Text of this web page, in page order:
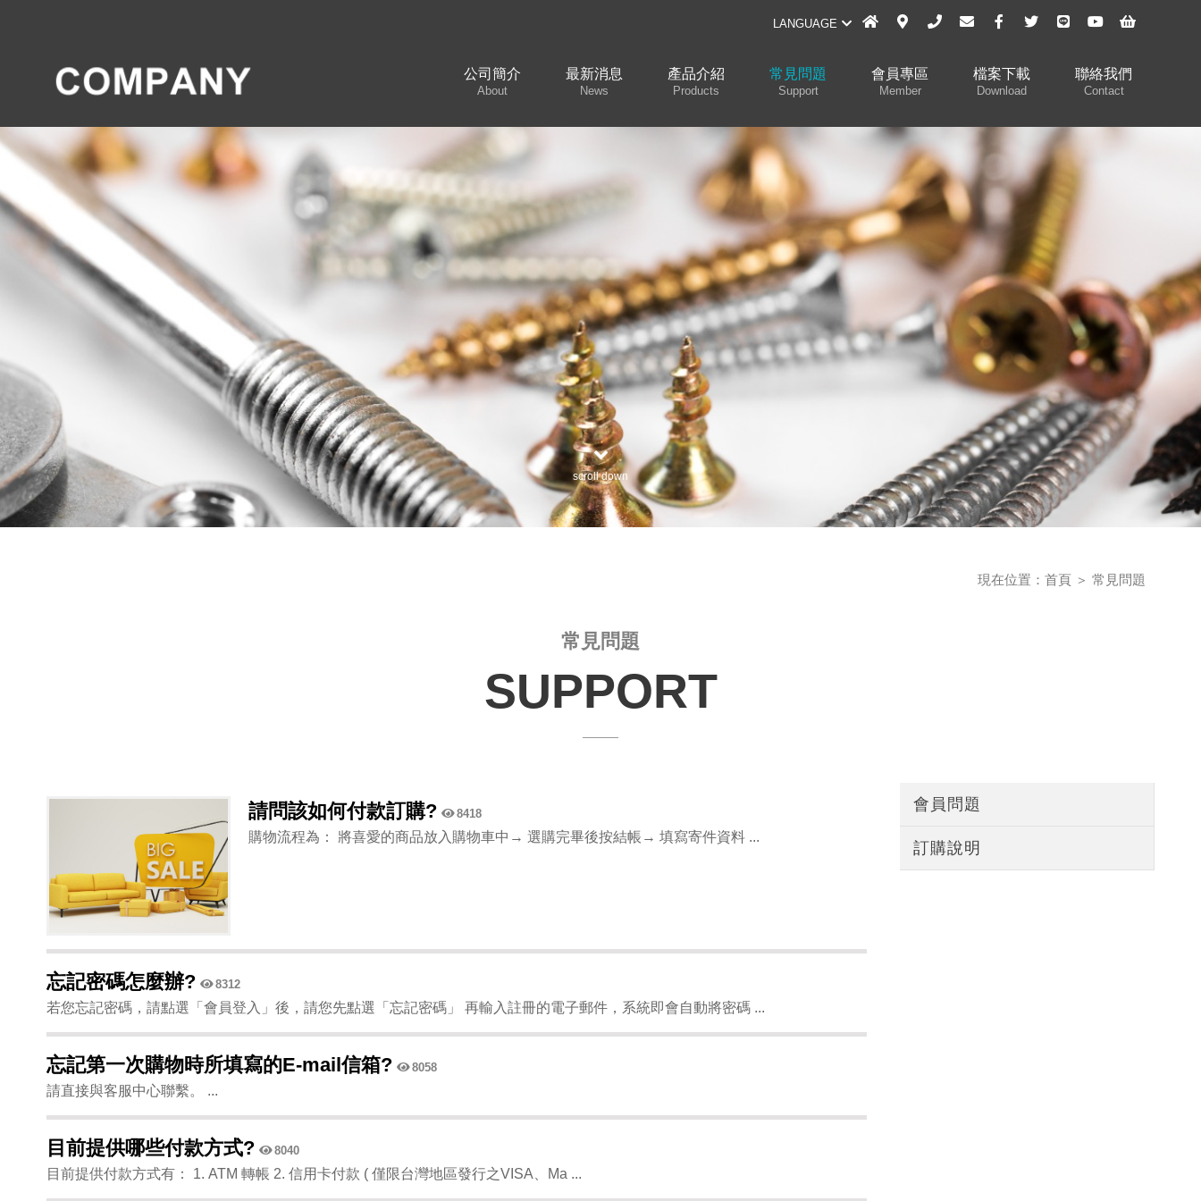
LANGUAGE
公司簡介
About
最新消息
News
產品介紹
Products
常見問題
Support
會員專區
Member
檔案下載
Download
聯絡我們
Contact
scroll down
現在位置： 首頁 ＞ 常見問題
常見問題
SUPPORT
會員問題
訂購說明
請問該如何付款訂購? 8418
購物流程為： 將喜愛的商品放入購物車中→ 選購完畢後按結帳→ 填寫寄件資料 ...
忘記密碼怎麼辦? 8312
若您忘記密碼，請點選「會員登入」後，請您先點選「忘記密碼」 再輸入註冊的電子郵件，系統即會自動將密碼 ...
忘記第一次購物時所填寫的E-mail信箱? 8058
請直接與客服中心聯繫。 ...
目前提供哪些付款方式? 8040
目前提供付款方式有： 1. ATM 轉帳 2. 信用卡付款 ( 僅限台灣地區發行之VISA、Ma ...